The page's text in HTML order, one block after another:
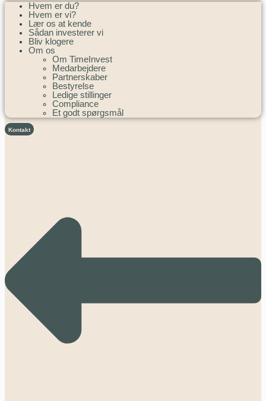
Hvem er du?
Hvem er vi?
Lær os at kende
Sådan investerer vi
Bliv klogere
Om os
Om TimeInvest
Medarbejdere
Partnerskaber
Bestyrelse
Ledige stillinger
Compliance
Et godt spørgsmål
Kontakt